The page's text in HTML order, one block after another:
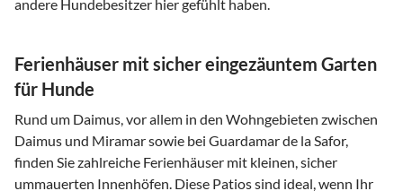
andere Hundebesitzer hier gefühlt haben.
Ferienhäuser mit sicher eingezäuntem Garten
für Hunde
Rund um Daimus, vor allem in den Wohngebieten zwischen
Daimus und Miramar sowie bei Guardamar de la Safor,
finden Sie zahlreiche Ferienhäuser mit kleinen, sicher
ummauerten Innenhöfen. Diese Patios sind ideal, wenn Ihr